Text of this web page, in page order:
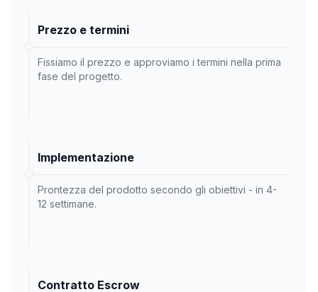
Prezzo e termini
Fissiamo il prezzo e approviamo i termini nella prima
fase del progetto.
Implementazione
Prontezza del prodotto secondo gli obiettivi - in 4-
12 settimane.
Contratto Escrow